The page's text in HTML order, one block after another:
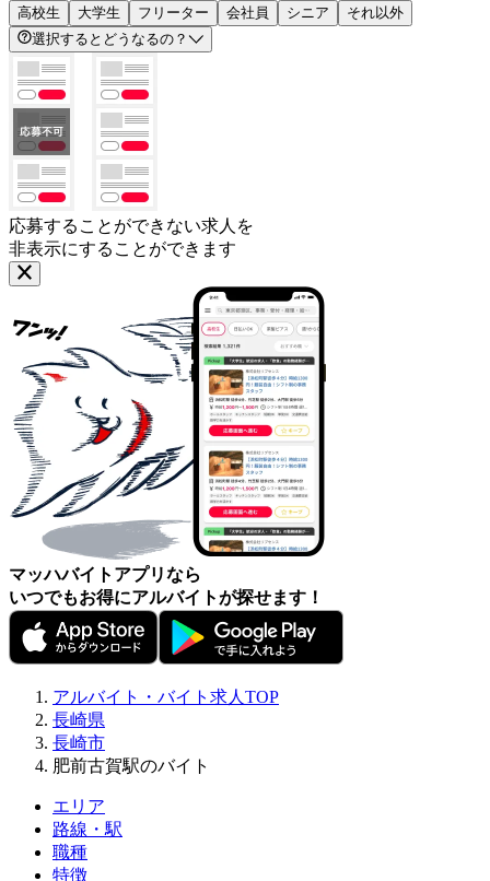
高校生 大学生 フリーター 会社員 シニア
それ以外
選択するとどうなるの？
応募することができない求人を
非表示にすることができます
マッハバイトアプリなら
いつでもお得にアルバイトが探せます！
アルバイト・バイト求人TOP
長崎県
長崎市
肥前古賀駅のバイト
エリア
路線・駅
職種
特徴